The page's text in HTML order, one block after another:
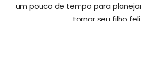
um pouco de tempo para
tornar seu filho